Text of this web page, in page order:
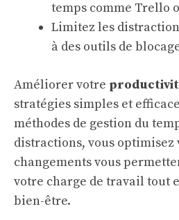
temps comme Trello
Limitez les
à des outils de
Améliorer votre
stratégies simples et
méthodes de gestion du
distractions, vous optimisez
changements vous
votre charge de travail tout
bien-être.